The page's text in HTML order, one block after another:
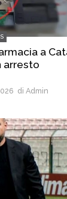
a
arresto
di Admin